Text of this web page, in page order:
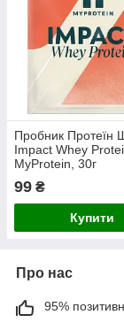
Пробник Протеїн
Impact Whey
MyProtein, 30г
99 ₴
Купити
Про нас
95%